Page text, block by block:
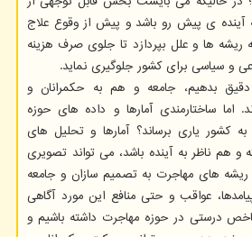
آینده ی پیش رو باشد و پیش از وقوع علاج
ریشه ها و علل بپردازد تا جلوی صرف هزینه
و سیاسی برای کشور جلوگیری نماید.
دقیق بدهیم، جامعه و هم به حکمرانان و
اما ساختارمندی آمارها و داده های حوزه
کشور یاری برساند؟ آمارها و تحلیل های
و هم ناظر به آینده باشد، می تواند تصویری
ریشه های مهاجرت به تصمیم سازان و جامعه
عواقب و حتی منافع این مورد آگاهی
شاخص درستی در حوزه مهاجرت داشته باشیم و